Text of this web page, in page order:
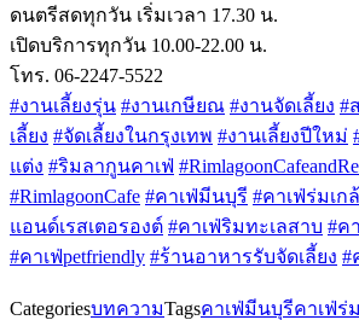
ดนตรีสดทุกวัน เริ่มเวลา 17.30 น.
เปิดบริการทุกวัน 10.00-22.00 น.
โทร. 06-2247-5522
#งานเลี้ยงรุ่น #งานเกษียณ #งานจัดเลี้ยง #
เลี้ยง #จัดเลี้ยงในกรุงเทพ #งานเลี้ยงปีใหม่
แต่ง #ริมลากูนคาเฟ่
#RimlagoonCafe #คาเฟ่มีนบุรี #คาเฟ่ร่มเก
แอนด์เรสเตอรองต์ #คาเฟ่ริมทะเลสาบ #ค
#คาเฟ่petfriendly #ร้านอาหารรับจัดเลี้ยง #
CategoriesบทความTagsคาเฟ่มีนบุรีคาเฟ่ร่